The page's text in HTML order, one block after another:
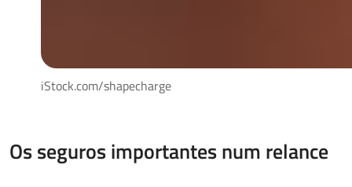
iStock.com/shapecharge
Os seguros importantes num relance